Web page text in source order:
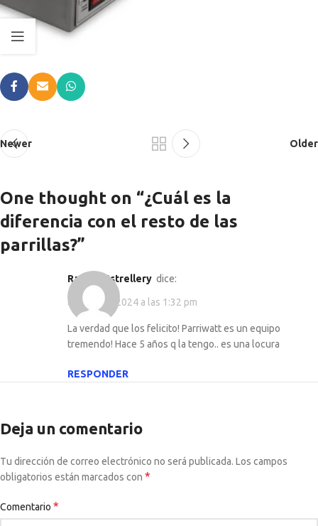
Newer Older
One thought on “¿Cuál es la
diferencia con el resto de las
parrillas?”
Ramiro Estrellery dice:
agosto 16, 2024 a las 1:32 pm
La verdad que los felicito! Parriwatt es un equipo
tremendo! Hace 5 años q la tengo.. es una locura
RESPONDER
Deja un comentario
Tu dirección de correo electrónico no será publicada. Los campos
obligatorios están marcados con *
Comentario *